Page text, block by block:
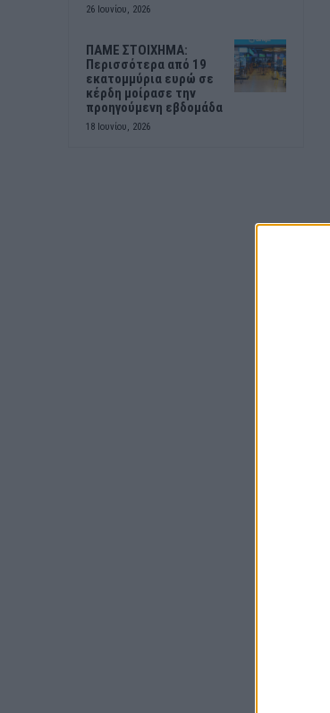
26 Ιουνίου, 2026
ΠΑΜΕ ΣΤΟΙΧΗΜΑ:
Περισσότερα από 19
εκατομμύρια ευρώ σε
κέρδη μοίρασε την
προηγούμενη εβδομάδα
18 Ιουνίου, 2026